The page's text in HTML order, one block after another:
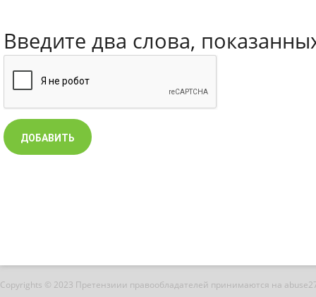
Введите два слова,
Copyrights © 2023 Претензиии правообладателей принимаются на